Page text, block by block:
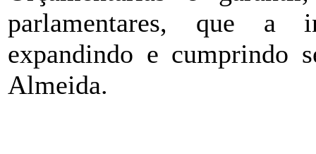
parlamentares, que a
expandindo e cumprindo
Almeida.